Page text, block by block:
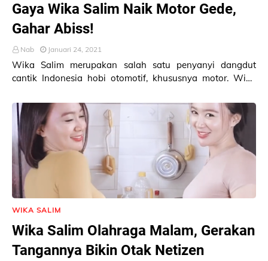
Gaya Wika Salim Naik Motor Gede,
Gahar Abiss!
Nab Januari 24, 2021
Wika Salim merupakan salah satu penyanyi dangdut
cantik Indonesia hobi otomotif, khususnya motor. Wika
WIKA SALIM
Wika Salim Olahraga Malam, Gerakan
Tangannya Bikin Otak Netizen